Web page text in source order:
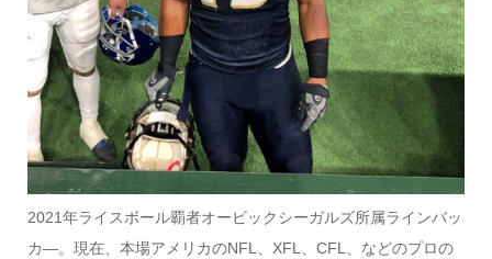
2021年ライスボール覇者オービックシーガルズ所属ラインバッ
カ―。現在、本場アメリカのNFL、XFL、CFL、などのプロの